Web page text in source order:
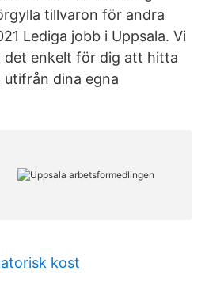
tillvaron för andra
Lediga jobb i Uppsala. Vi
det enkelt för dig att hitta
utifrån dina egna
kost